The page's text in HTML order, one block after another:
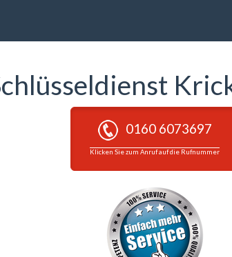
0160 6073697
Klicken Sie zum Anruf auf die Rufnummer